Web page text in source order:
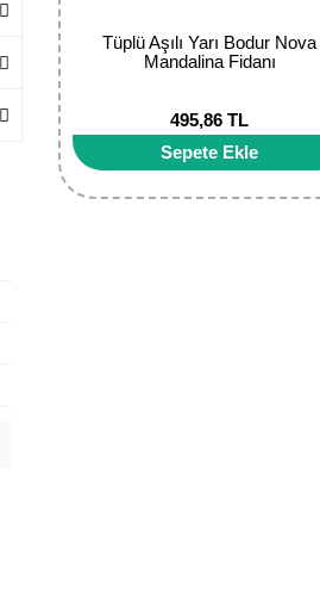
Tüplü Aşılı Yarı Bodur Nova
Mandalina Fidanı
495,86 TL
Sepete Ekle